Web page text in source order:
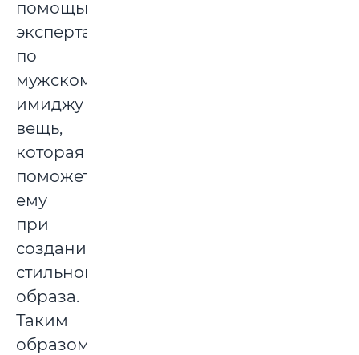
помощью
эксперта
по
мужскому
имиджу
вещь,
которая
поможет
ему
при
создании
стильного
образа.
Таким
образом,